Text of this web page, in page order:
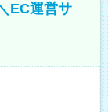
EC運営サ